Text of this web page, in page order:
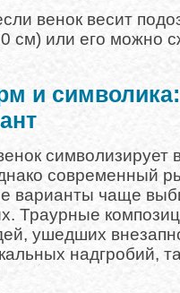
венок весит
см) или его можно
и
символизирует
современный
варианты чаще
Траурные
ушедших
надгробий,